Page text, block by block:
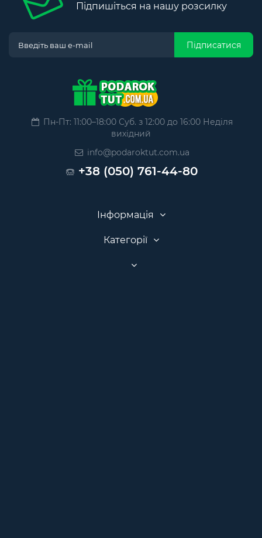
Підпишіться на нашу розсилку
Підписатися
Пн-Пт: 11:00–18:00 Суб. з 12:00 до 16:00 Неділя
вихідний
info@podaroktut.com.ua
+38 (050) 761-44-80
Інформація
Категорії